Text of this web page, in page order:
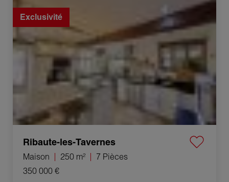
Exclusivité
Ribaute-les-Tavernes
Maison 250 m²
7 Pièces
350 000 €